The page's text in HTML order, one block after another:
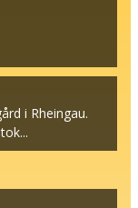
i Rheingau.